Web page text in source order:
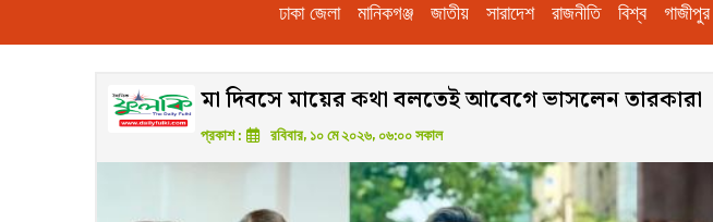
ঢাকা জেলা মানিকগঞ্জ জাতীয় সারাদেশ রাজনীতি বিশ্ব গাজীপুর
মা দিবসে মায়ের কথা বলতেই আবেগে ভাসলেন তারকারা
প্রকাশ : রবিবার, ১০ মে ২০২৬, ০৬:০০ সকাল